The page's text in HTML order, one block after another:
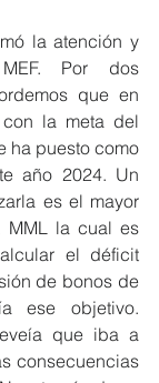
la atención y
Por dos
que en
la meta del
ha puesto como
año 2024. Un
es el mayor
MML la cual es
el déficit
de bonos de
ese objetivo.
que iba a
consecuencias